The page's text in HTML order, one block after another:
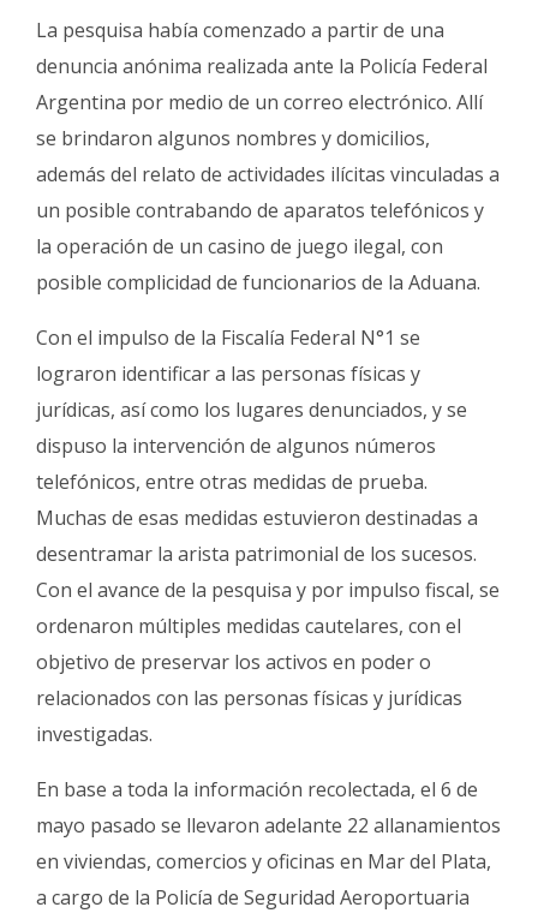
La pesquisa había comenzado a partir de una
denuncia anónima realizada ante la Policía Federal
Argentina por medio de un correo electrónico. Allí
se brindaron algunos nombres y domicilios,
además del relato de actividades ilícitas vinculadas a
un posible contrabando de aparatos telefónicos y
la operación de un casino de juego ilegal, con
posible complicidad de funcionarios de la Aduana.
Con el impulso de la Fiscalía Federal N°1 se
lograron identificar a las personas físicas y
jurídicas, así como los lugares denunciados, y se
dispuso la intervención de algunos números
telefónicos, entre otras medidas de prueba.
Muchas de esas medidas estuvieron destinadas a
desentramar la arista patrimonial de los sucesos.
Con el avance de la pesquisa y por impulso fiscal, se
ordenaron múltiples medidas cautelares, con el
objetivo de preservar los activos en poder o
relacionados con las personas físicas y jurídicas
investigadas.
En base a toda la información recolectada, el 6 de
mayo pasado se llevaron adelante 22 allanamientos
en viviendas, comercios y oficinas en Mar del Plata,
a cargo de la Policía de Seguridad Aeroportuaria